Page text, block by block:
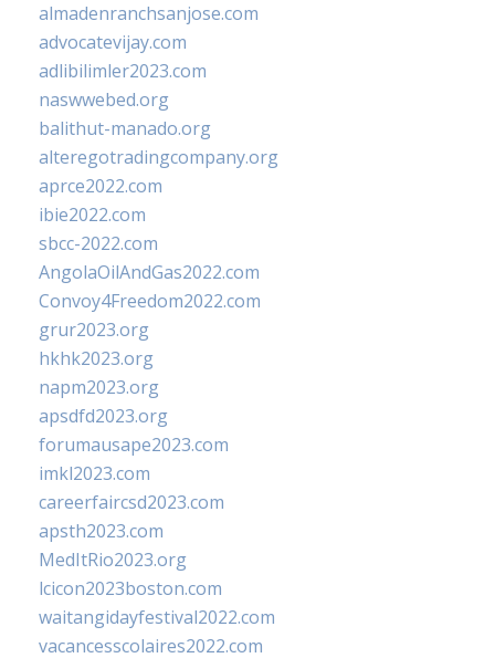
almadenranchsanjose.com
advocatevijay.com
adlibilimler2023.com
naswwebed.org
balithut-manado.org
alteregotradingcompany.org
aprce2022.com
ibie2022.com
sbcc-2022.com
AngolaOilAndGas2022.com
Convoy4Freedom2022.com
grur2023.org
hkhk2023.org
napm2023.org
apsdfd2023.org
forumausape2023.com
imkl2023.com
careerfaircsd2023.com
apsth2023.com
MedItRio2023.org
lcicon2023boston.com
waitangidayfestival2022.com
vacancesscolaires2022.com